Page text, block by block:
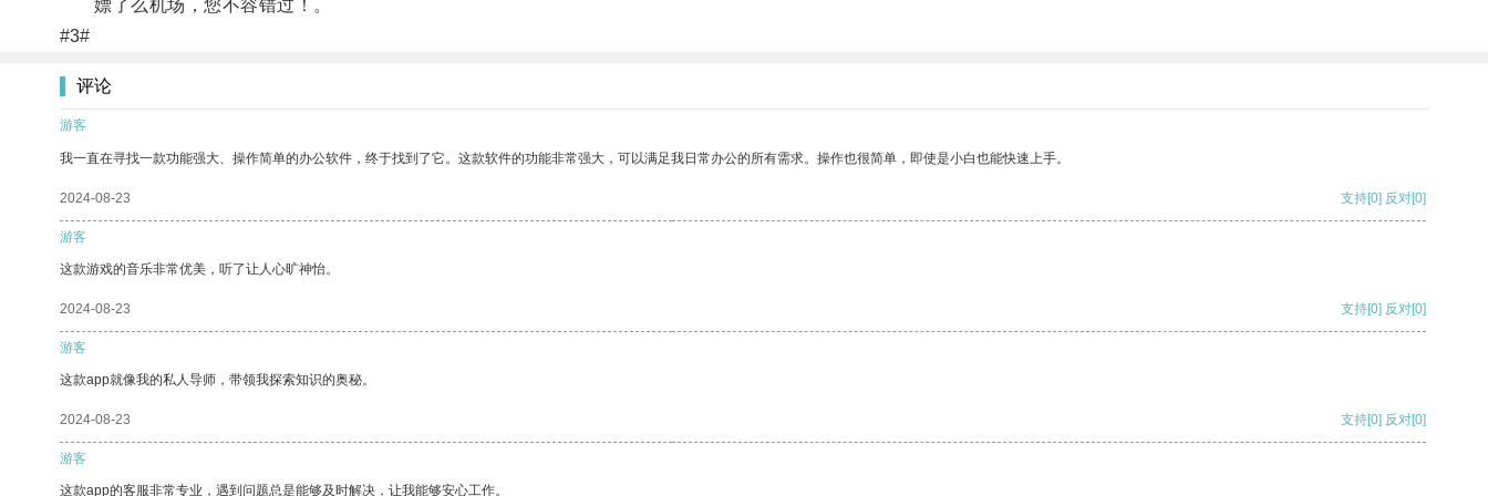
嫖了么机场，您不容错过！。
#3#
评论
游客
我一直在寻找一款功能强大、操作简单的办公软件，终于找到了它。这款软件的功能非常强大，可以满足我日常办公的所有需求。操作也很简单，即使是小白也能快速上手。
2024-08-23 支持[0] 反对[0]
游客
这款游戏的音乐非常优美，听了让人心旷神怡。
2024-08-23 支持[0] 反对[0]
游客
这款app就像我的私人导师，带领我探索知识的奥秘。
2024-08-23 支持[0] 反对[0]
游客
这款app的客服非常专业，遇到问题总是能够及时解决，让我能够安心工作。